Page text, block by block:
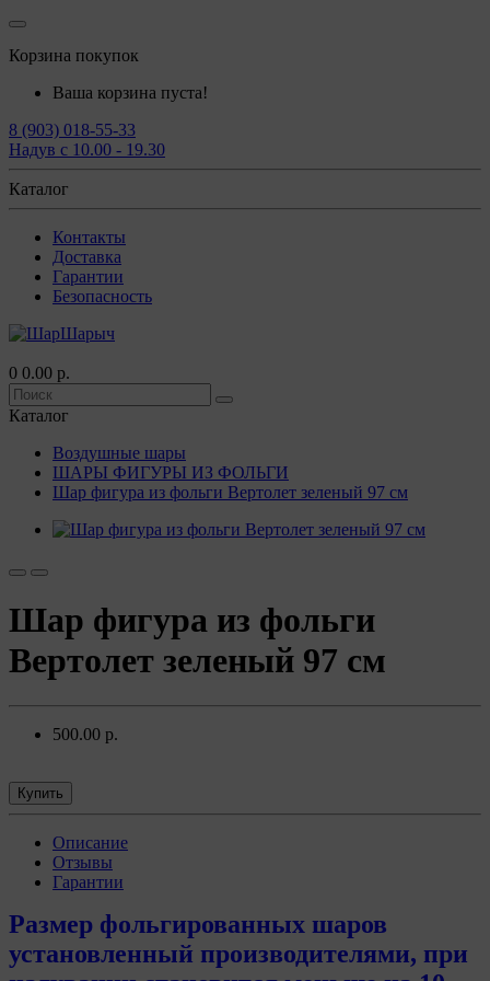
Корзина покупок
Ваша корзина пуста!
8 (903) 018-55-33
Надув с 10.00 - 19.30
Каталог
Контакты
Доставка
Гарантии
Безопасность
0 0.00 р.
Каталог
Воздушные шары
ШАРЫ ФИГУРЫ ИЗ ФОЛЬГИ
Шар фигура из фольги Вертолет зеленый 97 см
Шар фигура из фольги
Вертолет зеленый 97 см
500.00 р.
Купить
Описание
Отзывы
Гарантии
Размер фольгированных шаров
установленный производителями, при